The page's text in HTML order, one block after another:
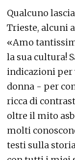
Qualcuno
Trieste, alcuni
«Amo
la sua cultura!
indicazioni per
donna - per
ricca di
oltre il mito
molti
testi sulla